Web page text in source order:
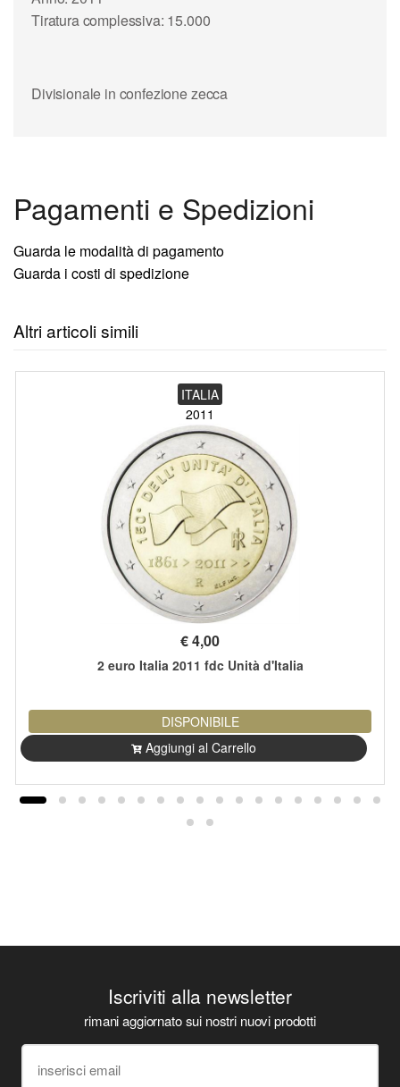
Tiratura complessiva: 15.000
Divisionale in confezione zecca
Pagamenti e Spedizioni
Guarda le modalità di pagamento
Guarda i costi di spedizione
Altri articoli simili
ITALIA
2011
€4,00
2 euro Italia 2011 fdc Unità d'Italia
DISPONIBILE
Aggiungi al Carrello
Iscriviti alla newsletter
rimani aggiornato sui nostri nuovi prodotti